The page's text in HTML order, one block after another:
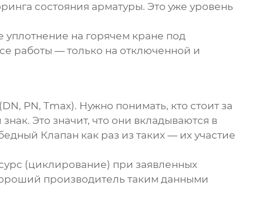
состояния арматуры. Это уже уровень
уплотнение на горячем кране под
работы — только на отключенной и
PN, Tmax). Нужно понимать, кто стоит за
Это значит, что они вкладываются в
Клапан как раз из таких — их участие
(циклирование) при заявленных
производитель таким данными